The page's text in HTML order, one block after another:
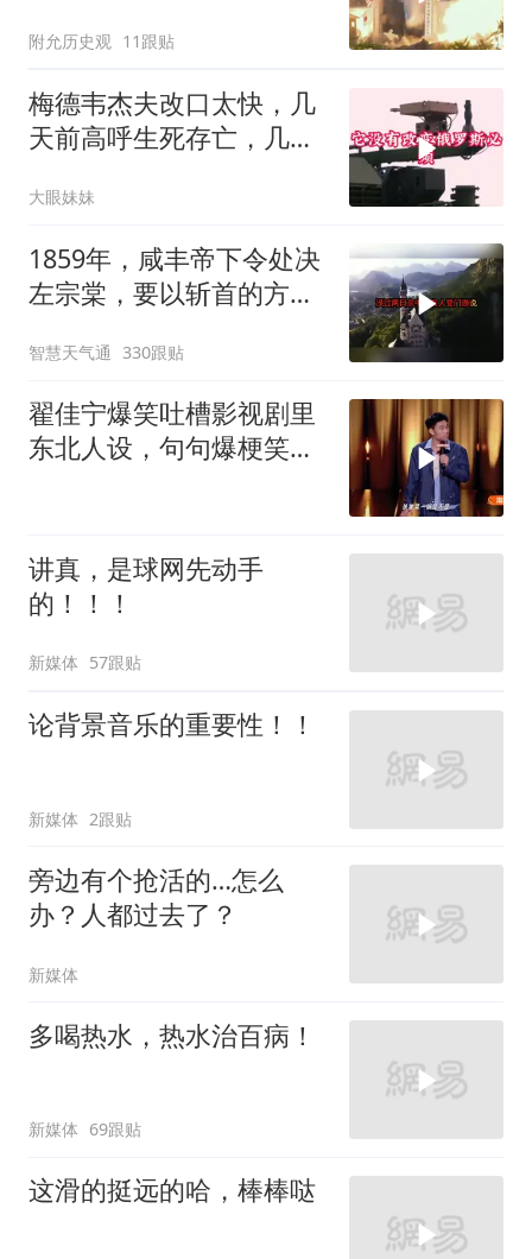
附允历史观 11跟贴
梅德韦杰夫改口太快，几
天前高呼生死存亡，几天
大眼妹妹
1859年，咸丰帝下令处决
左宗棠，要以斩首的方式
的关头
智慧天气通 330跟贴
翟佳宁爆笑吐槽影视剧里
东北人设，句句爆梗笑点
讲真，是球网先动手
的！！！
新媒体 57跟贴
论背景音乐的重要性！！
新媒体 2跟贴
旁边有个抢活的…怎么
办？人都过去了？
新媒体
多喝热水，热水治百病！
新媒体 69跟贴
这滑的挺远的哈，棒棒哒